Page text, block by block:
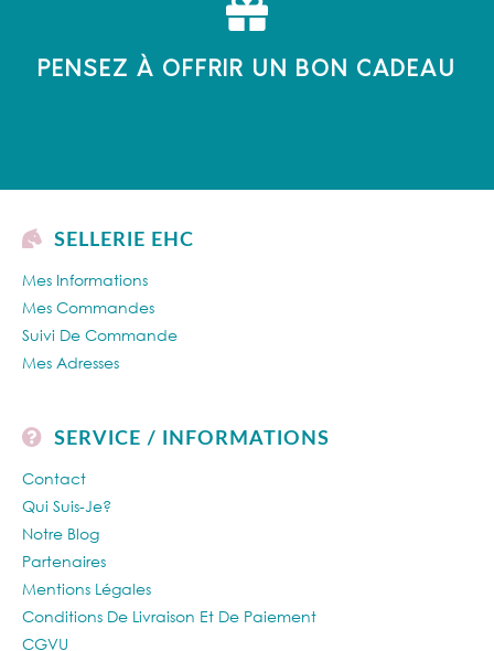
PENSEZ À OFFRIR UN BON CADEAU
SELLERIE EHC
Mes Informations
Mes Commandes
Suivi De Commande
Mes Adresses
SERVICE / INFORMATIONS
Contact
Qui Suis-Je?
Notre Blog
Partenaires
Mentions Légales
Conditions De Livraison Et De Paiement
CGVU